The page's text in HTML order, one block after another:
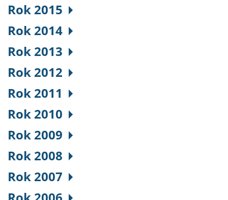
Rok 2015
Rok 2014
Rok 2013
Rok 2012
Rok 2011
Rok 2010
Rok 2009
Rok 2008
Rok 2007